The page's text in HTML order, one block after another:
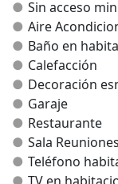
reforzado
*Precio por
*El desayuno
café, colacao,
sobaos, galletas)
jamón jork,
pasta
Sin acceso
Aire
Baño en
Calefacción
Decoración
Garaje
Restaurante
Sala Reuniones
Teléfono